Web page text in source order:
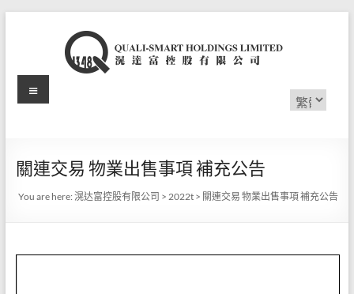
滉
富
控
有
Choose
a
Menu
關連交易 物業出售事項 補充公告
You are here:滉达富控股有限公司 >2022t > 關連交易 物業出售事項 補充公告